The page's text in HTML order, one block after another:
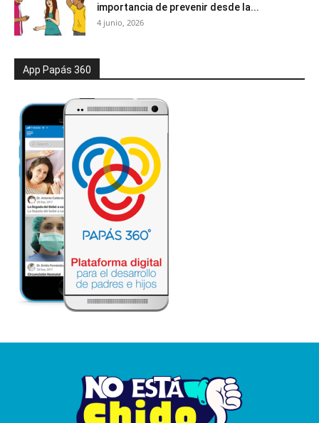
importancia de prevenir desde la...
4 junio, 2026
App Papás 360